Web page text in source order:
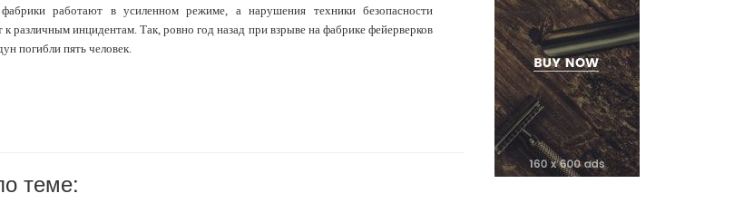
фабрики работают в усиленном режиме, а нарушения техники безопасности
к различным инцидентам. Так, ровно год назад при взрыве на фабрике фейерверков
погибли пять человек.
теме: